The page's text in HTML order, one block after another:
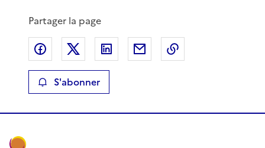
Partager la page
Partager sur Facebook
Partager sur XPartager sur LinkedIn
Partager par email
S'abonner